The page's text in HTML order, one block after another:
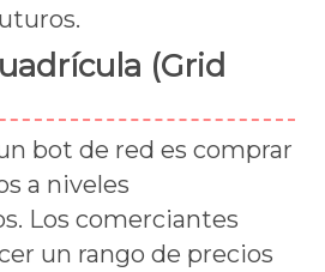
(Grid
bot de red es comprar
a niveles
Los comerciantes
un rango de precios